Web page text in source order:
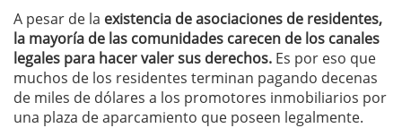
A pesar de la existencia de asociaciones de residentes,
la mayoría de las comunidades carecen de los canales
legales para hacer valer sus derechos. Es por eso que
muchos de los residentes terminan pagando decenas
de miles de dólares a los promotores inmobiliarios por
una plaza de aparcamiento que poseen legalmente.